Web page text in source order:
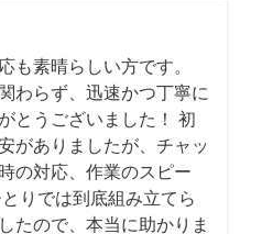
も素晴らしい方です。
わらず、迅速かつ丁寧に
とうございました！ 初
がありましたが、チャッ
の対応、作業のスピー
りでは到底組み立てら
たので、本当に助かりま